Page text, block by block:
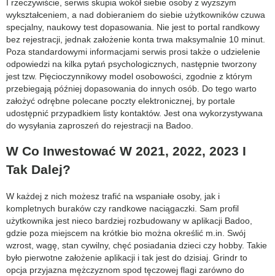
I rzeczywiście, serwis skupia wokół siebie osoby z wyższym
wykształceniem, a nad dobieraniem do siebie użytkowników czuwa
specjalny, naukowy test dopasowania. Nie jest to portal randkowy
bez rejestracji, jednak założenie konta trwa maksymalnie 10 minut.
Poza standardowymi informacjami serwis prosi także o udzielenie
odpowiedzi na kilka pytań psychologicznych, następnie tworzony
jest tzw. Pięcioczynnikowy model osobowości, zgodnie z którym
przebiegają później dopasowania do innych osób. Do tego warto
założyć odrębne polecane poczty elektronicznej, by portale
udostępnić przypadkiem listy kontaktów. Jest ona wykorzystywana
do wysyłania zaproszeń do rejestracji na Badoo.
W Co Inwestować W 2021, 2022, 2023 I
Tak Dalej?
W każdej z nich możesz trafić na wspaniałe osoby, jak i
kompletnych buraków czy randkowe naciągaczki. Sam profil
użytkownika jest nieco bardziej rozbudowany w aplikacji Badoo,
gdzie poza miejscem na krótkie bio można określić m.in. Swój
wzrost, wagę, stan cywilny, chęć posiadania dzieci czy hobby. Takie
było pierwotne założenie aplikacji i tak jest do dzisiaj. Grindr to
opcja przyjazna mężczyznom spod tęczowej flagi zarówno do